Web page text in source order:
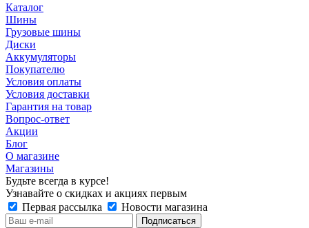
Каталог
Шины
Грузовые шины
Диски
Аккумуляторы
Покупателю
Условия оплаты
Условия доставки
Гарантия на товар
Вопрос-ответ
Акции
Блог
О магазине
Магазины
Будьте всегда в курсе!
Узнавайте о скидках и акциях первым
Первая рассылка
Новости магазина